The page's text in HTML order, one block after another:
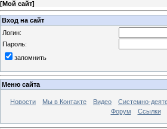
[Мой сайт]
Вход на сайт
Логин:
Пароль:
запомнить
Меню сайта
Новости Мы в Контакте Видео Системно-
Форум
Ссылки